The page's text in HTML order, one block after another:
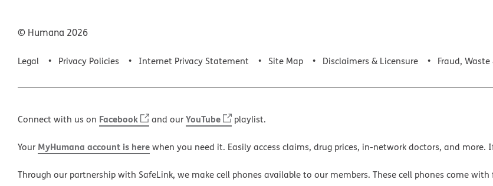
© Humana 2026
Legal Privacy Policies Internet Privacy Statement Site Map Disclaimers & Licensure Fraud, Waste
Connect with us on Facebook and ourYouTube playlist.
Your MyHumana account is herewhen you need it. Easily access claims, drug prices, in-network doctors, and more.
Through our partnership with SafeLink, we make cell phones available to our members. These cell phones come